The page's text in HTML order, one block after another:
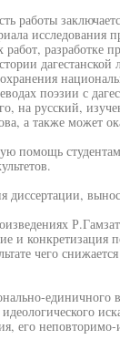
работы
исследования
работ, разработке
дагестанской
поэзии с
на русский,
а также может
помощь
диссертации,
и конкретизация
чего снижается
единичного
его